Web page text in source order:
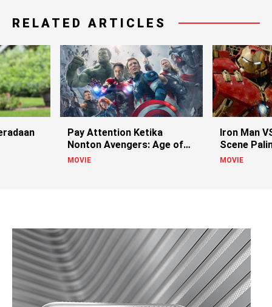
RELATED ARTICLES
Pay Attention Ketika
Nonton Avengers: Age of
Ultron
MOVIE
Iron Man
Scene
Avengers:
MOVIE